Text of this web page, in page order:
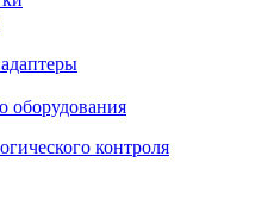
оборудования
контроля